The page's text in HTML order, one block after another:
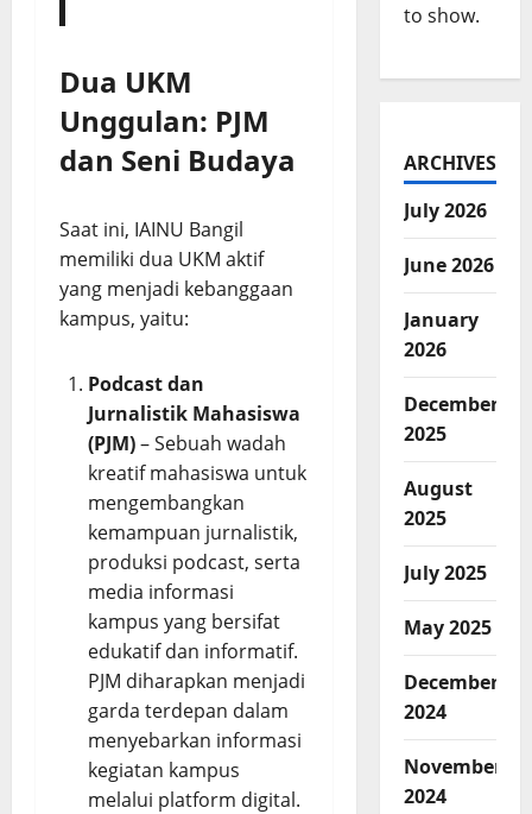
Dua UKM
Unggulan: PJM
dan Seni Budaya
Saat ini, IAINU Bangil
memiliki dua UKM aktif
yang menjadi kebanggaan
kampus, yaitu:
Podcast dan
Jurnalistik Mahasiswa
(PJM)– Sebuah wadah
kreatif mahasiswa untuk
mengembangkan
kemampuan jurnalistik,
produksi podcast, serta
media informasi
kampus yang bersifat
edukatif dan informatif.
PJM diharapkan menjadi
garda terdepan dalam
menyebarkan informasi
kegiatan kampus
melalui platform digital.
to show.
ARCHIVES
July 2026
June 2026
January
2026
December
2025
August
2025
July 2025
May 2025
December
2024
November
2024